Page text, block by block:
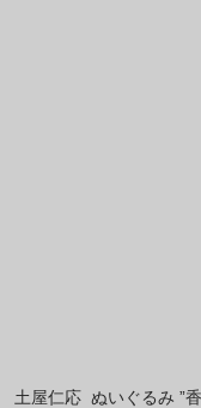
土屋仁応  ぬいぐるみ ”